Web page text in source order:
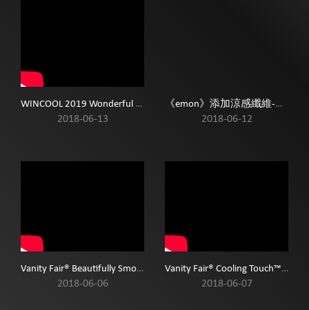
WINCOOL 2019 Wonderful Retrospect
2018-06-13
《emon》添加涼感纖維-馬卡龍 沁涼感 無痕系列(亮光紫)BCD
2018-06-12
Vanity Fair® Beautifully Smooth Bra
2018-06-06
Vanity Fair® Cooling Touch™ Full Figure Bra
2018-06-07